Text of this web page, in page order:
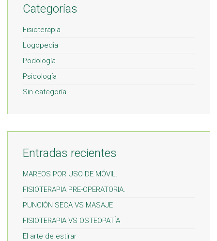
Categorías
Fisioterapia
Logopedia
Podología
Psicología
Sin categoría
Entradas recientes
MAREOS POR USO DE MÓVIL.
FISIOTERAPIA PRE-OPERATORIA.
PUNCIÓN SECA VS MASAJE
FISIOTERAPIA VS OSTEOPATÍA
El arte de estirar